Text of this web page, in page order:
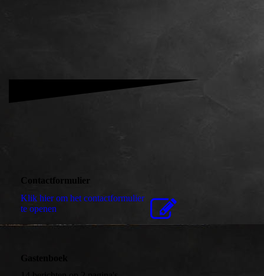
Contactformulier
Klik hier om het contactformulier
te openen